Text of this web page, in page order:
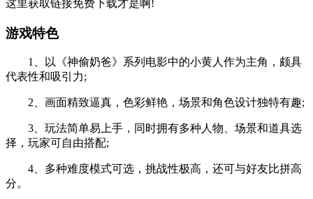
这里获取链接免费下载才是啊!
游戏特色
1、以《神偷奶爸》系列电影中的小黄人作为主角，颇具
代表性和吸引力;
2、画面精致逼真，色彩鲜艳，场景和角色设计独特有趣;
3、玩法简单易上手，同时拥有多种人物、场景和道具选
择，玩家可自由搭配;
4、多种难度模式可选，挑战性极高，还可与好友比拼高
分。